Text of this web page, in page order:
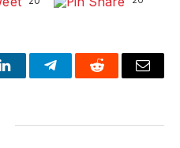
LinkedInTelegramReddit Email